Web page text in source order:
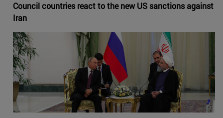
Council countries react to the new US sanctions against
Iran